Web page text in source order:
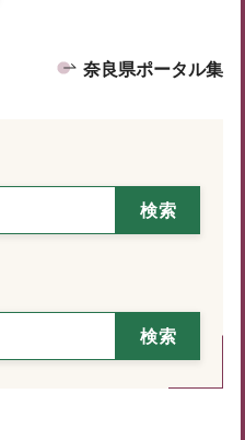
奈良県ポータル集